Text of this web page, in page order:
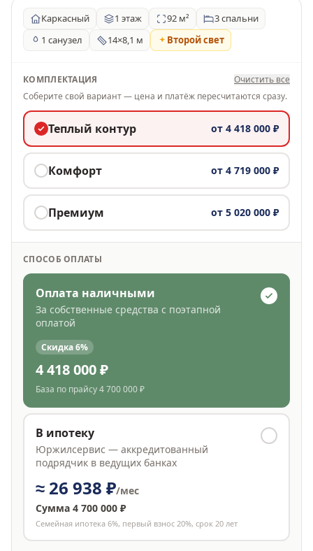
Каркасный 1 этаж 92 м²
3 спальни
1 санузел
14×8,1 м Второй свет
КОМПЛЕКТАЦИЯ
Очистить все
Соберите свой вариант — цена и платёж пересчитаются сразу.
Теплый контур от 4 418 000 ₽
Комфорт от 4 719 000 ₽
Премиум от 5 020 000 ₽
СПОСОБ ОПЛАТЫ
Оплата наличными
За собственные средства с поэтапной
оплатой
Скидка6%
4 418 000 ₽
База по прайсу4 700 000 ₽
В ипотеку
Юржилсервис — аккредитованный
подрядчик в ведущих банках
≈ 26 938 ₽/мес
Сумма 4 700 000 ₽
Семейная ипотека 6%, первый взнос 20%, срок 20 лет